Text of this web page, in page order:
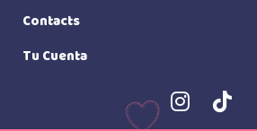
Contacts
Tu Cuenta